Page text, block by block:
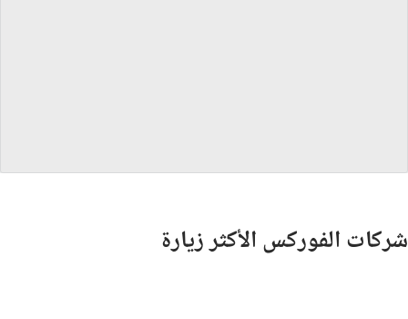
شركات الفوركس الأكثر زيارة